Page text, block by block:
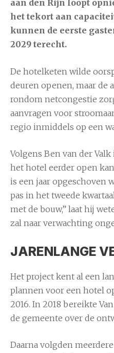
aan den Rijn loopt
het tekort aan
kunnen de eerste
2029 terecht.
De hotelketen wilde
deuren openen, maar de
rondom netcongestie
aanvragen voor
regio inmiddels op een
Volgens Ben van der
het hotel eerder open
is een jaar opgeschoven
pas in het tweede
met de bouw,” laat hij
zal naar verwachting
JARENLANGE
Het project kent al een
plannen voor een hotel
2016. In 2018 bereikte
de gemeente over de
Daarna volgden